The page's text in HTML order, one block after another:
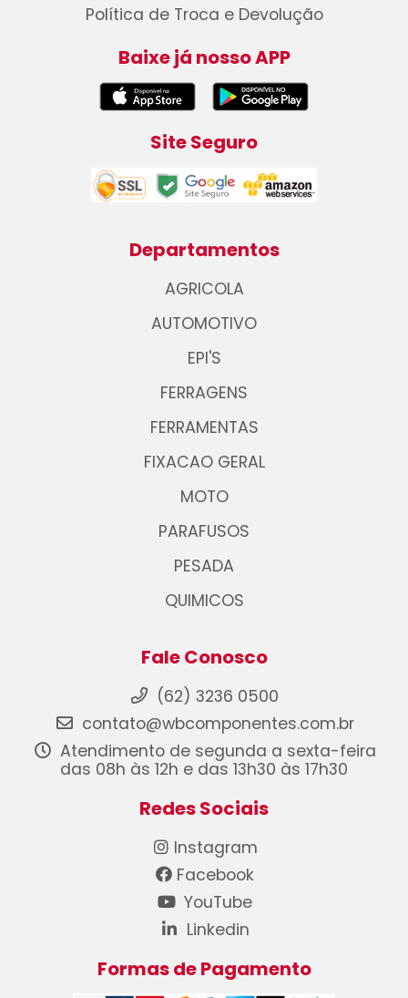
Política de Troca e Devolução
Baixe já nosso APP
Site Seguro
Departamentos
AGRICOLA
AUTOMOTIVO
EPI'S
FERRAGENS
FERRAMENTAS
FIXACAO GERAL
MOTO
PARAFUSOS
PESADA
QUIMICOS
Fale Conosco
(62) 3236 0500
contato@wbcomponentes.com.br
Atendimento de segunda a sexta-feira
das 08h às 12h e das 13h30 às 17h30
Redes Sociais
Instagram
Facebook
YouTube
Linkedin
Formas de Pagamento